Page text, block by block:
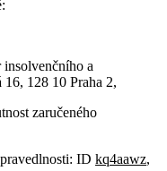
a
128 10 Praha 2,
zaručeného
ID kq4aawz,